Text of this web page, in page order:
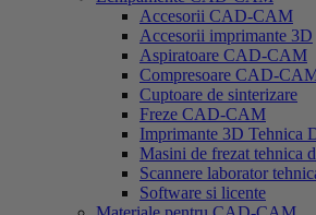
Accesorii CAD-CAM
Accesorii imprimante 3D
Aspiratoare CAD-CAM
Compresoare CAD-
Cuptoare de sinterizare
Freze CAD-CAM
Imprimante 3D Tehnica
Masini de frezat tehnica
Scannere laborator
Software si licente